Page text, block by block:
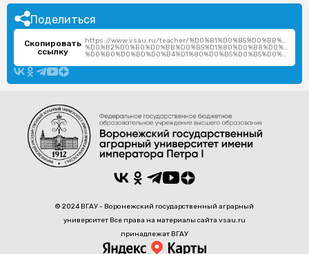
Поделиться
Скопировать
ссылку
https://www.vsau.ru/teacher/
%D0%B2%D0%B0%D0%BB%D0%B5%D1%80%D0%B8%D0%B9-
%D0%B0%D0%BD%D0%B4%D1%80%D0%B5%D0%B5%D0%B2%D0%B8%D1%87/
© 2024 ВГАУ - Воронежский государственный аграрный
университет Все права на материалы сайта vsau.ru
принадлежат ВГАУ